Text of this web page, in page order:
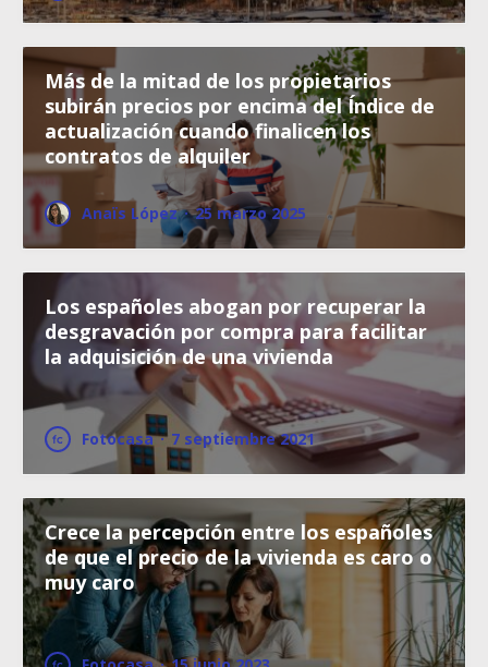
Más de la mitad de los propietarios
subirán precios por encima del Índice de
actualización cuando finalicen los
contratos de alquiler
Anaïs López · 25 marzo 2025
Los españoles abogan por recuperar la
desgravación por compra para facilitar
la adquisición de una vivienda
Fotocasa · 7 septiembre 2021
Crece la percepción entre los españoles
de que el precio de la vivienda es caro o
muy caro